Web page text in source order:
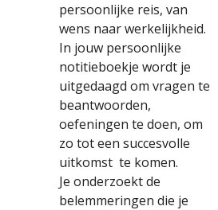
persoonlijke reis, van
wens naar werkelijkheid.
In jouw persoonlijke
notitieboekje wordt je
uitgedaagd om vragen te
beantwoorden,
oefeningen te doen, om
zo tot een succesvolle
uitkomst te komen.
Je onderzoekt de
belemmeringen die je